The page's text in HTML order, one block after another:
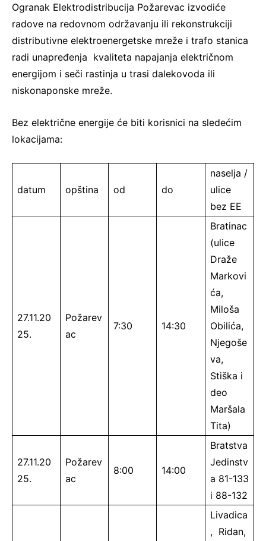
Ogranak Elektrodistribucija Požarevac izvodiće
radove na redovnom održavanju ili rekonstrukciji
distributivne elektroenergetske mreže i trafo stanica
radi unapređenja kvaliteta napajanja električnom
energijom i seči rastinja u trasi dalekovoda ili
niskonaponske mreže.
Bez električne energije će biti korisnici na sledećim
lokacijama:
datum opština od do
naselja /
ulice
bez EE
27.11.20
25.
Požarev
ac
7:30 14:30
Bratinac
(ulice
Draže
Markovi
ća,
Miloša
Obilića,
Njegoše
va,
Stiška i
deo
Maršala
Tita)
27.11.20
25.
Požarev
ac
8:00 14:00
Bratstva
Jedinstv
a 81-133
i 88-132
Livadica
, Ridan,